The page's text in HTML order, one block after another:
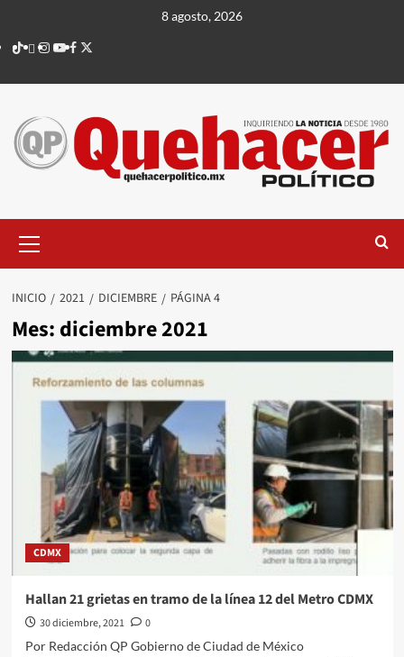
contenido
8 agosto, 2026
TikTok
threads
Instagram
Youtube
Facebook
X
principal
INICIO 2021 DICIEMBRE PÁGINA 4
Mes: diciembre 2021
CDMX
Hallan 21 grietas en tramo de la línea 12 del Metro CDMX
30 diciembre, 2021
0
Por Redacción QP Gobierno de Ciudad de México